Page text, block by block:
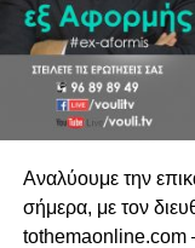
Αναλύουμε την
σήμερα, με τον
tothemaonline.com